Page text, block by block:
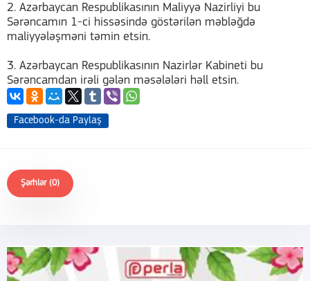
2. Azərbaycan Respublikasının Maliyyə Nazirliyi bu
Sərəncamın 1-ci hissəsində göstərilən məbləğdə
maliyyələşməni təmin etsin.
3. Azərbaycan Respublikasının Nazirlər Kabineti bu
Sərəncamdan irəli gələn məsələləri həll etsin.
Facebook-da Paylaş
Şərhlər (0)